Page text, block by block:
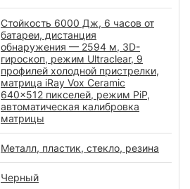
Стойкость 6000 Дж, 6 часов от
батареи, дистанция
обнаружения — 2594 м, 3D-
гироскоп, режим Ultraclear, 9
профилей холодной пристрелки,
матрица iRay Vox Ceramic
640x512 пикселей, режим PiP,
автоматическая калибровка
матрицы
Металл, пластик, стекло, резина
Черный